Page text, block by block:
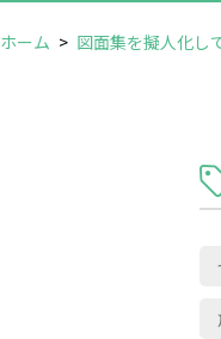
ホーム > 図面集を擬人化し